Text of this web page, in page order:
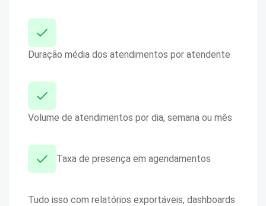
Duração média dos atendimentos por atendente
Volume de atendimentos por dia, semana ou mês
Taxa de presença em agendamentos
Tudo isso com relatórios exportáveis, dashboards